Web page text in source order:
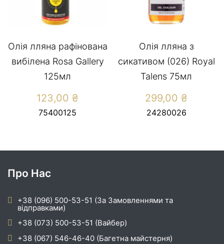
Олія лляна рафінована
вибілена Rosa Gallery
125мл
123,00 ₴
75400125
Олія лляна з
сикативом (026) Royal
Talens 75мл
299,00 ₴
24280026
Про Нас
+38 (096) 500-53-51 (За Замовленнями та
відправками)
+38 (073) 500-53-51 (Вайбер)
+38 (067) 546-46-40 (Багетна майстерня)